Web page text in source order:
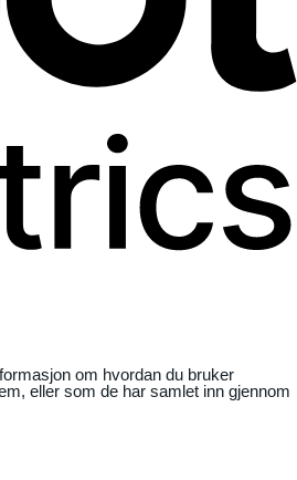
om hvordan du bruker
eller som de har samlet inn gjennom